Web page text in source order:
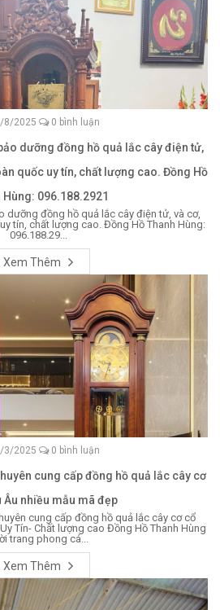
2025 0 bình luận
dưỡng đồng hồ quả lắc cây điện tử,
quốc uy tín, chất lượng cao. Đồng Hồ
Hùng: 096.188.2921
dưỡng đồng hồ quả lắc cây điện tử, và cơ,
tín, chất lượng cao. Đồng Hồ Thanh Hùng:
096.188.29...
Xem Thêm
2025 0 bình luận
cung cấp đồng hồ quả lắc cây cơ
Âu nhiều mẫu mã đẹp
cung cấp đồng hồ quả lắc cây cơ cổ
Tín- Chất lượng cao Đồng Hồ Thanh Hùng
trang phong cá...
Xem Thêm